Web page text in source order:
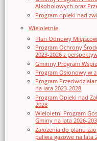
Alkoholowych oraz
Program opieki nad
Wieloletnie
Plan Odnowy
Program Ochrony
2023-2026 z
Gminny Program
Program Osłonowy w
Program
na lata 2023-2028
Program Opieki nad
2028
Wieloletni Program
Gminy na lata 2026-
Założenia do planu
paliwa gazowe na lata